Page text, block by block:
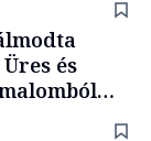
és